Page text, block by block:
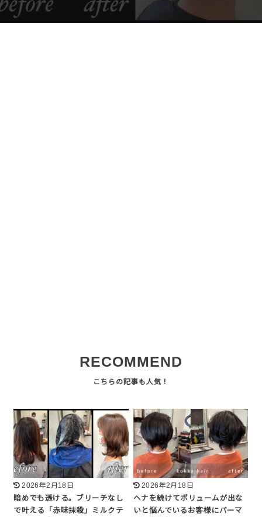
RECOMMEND
2026年2月18日
暗めでも透ける。ブリーチなし
で叶える「赤味抹殺」ミルクテ
2026年2月18日
ヘナを続けてボリュームが出な
いと悩んでいるお客様にパーマ